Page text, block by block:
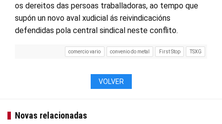
os dereitos das persoas traballadoras, ao tempo que
supón un novo aval xudicial ás reivindicacións
defendidas pola central sindical neste conflito.
comercio vario convenio do metal First Stop TSXG
VOLVER
Novas relacionadas